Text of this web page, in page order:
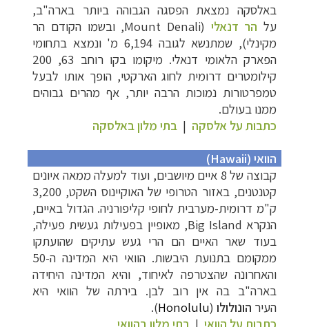
באלסקה נמצאת הפסגה הגבוהה ביותר בארה"ב,
על הר דנאלי
(Mount Denali, ובשמו הקודם הר
מקינלי), שמתנשא לגובה 6,194 מ' ונמצא בתחומי
הפארק הלאומי דנאלי. מיקומו בקו רוחב 63, 200
קילומטרים דרומית לחוג הארקטי, הופך אותו לבעל
טמפרטורות נמוכות הרבה יותר, אף מהרים גבוהים
ממנו בעולם.
כתבות על אלסקה |בתי מלון באלסקה
הוואי (Hawaii
)
קבוצה של 8 איים מיושבים, ועוד למעלה ממאה איונים
קטנטנים, באזור הטרופי של האוקיינוס השקט, 3,200
ק"מ דרומית-מערבית לחופי קליפורניה. הגדול באיים,
הנקרא Big Island, מאופיין בפעילות געשית פעילה,
בעוד שאר האיים הם הרי געש עתיקים שהועתקו
ממקומם בתנועת היבשות. הוואי היא המדינה ה-50
והאחרונה שהצטרפה לאיחוד, והיא המדינה היחידה
בארה"ב בה אין רוב לבן. בירתה של הוואי היא
העיר הונולולו (
Honolulu
).
כתבות על הוואי |בתי מלון בהוואי